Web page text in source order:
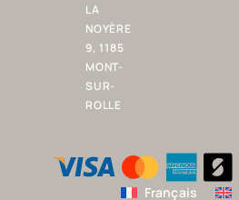
LA
NOYÈRE
9, 1185
MONT-
SUR-
ROLLE
Français